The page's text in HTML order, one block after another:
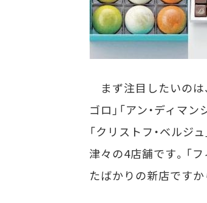
まず注目したいのは
ゴロ」「アン・ディマ
「クリストフ・ベルジ
津々の4店舗です。「
たばかりの新店です